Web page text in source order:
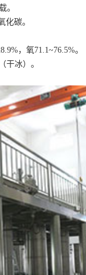
。
化碳。
，氧71.1~76.5%。
干冰）。